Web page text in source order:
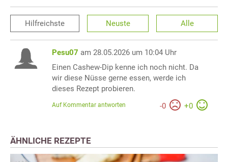
Hilfreichste Neuste Alle
Pesu07 am 28.05.2026 um 10:04 Uhr
Einen Cashew-Dip kenne ich noch nicht. Da
wir diese Nüsse gerne essen, werde ich
dieses Rezept probieren.
-0 +0
Auf Kommentar antworten
ÄHNLICHE REZEPTE